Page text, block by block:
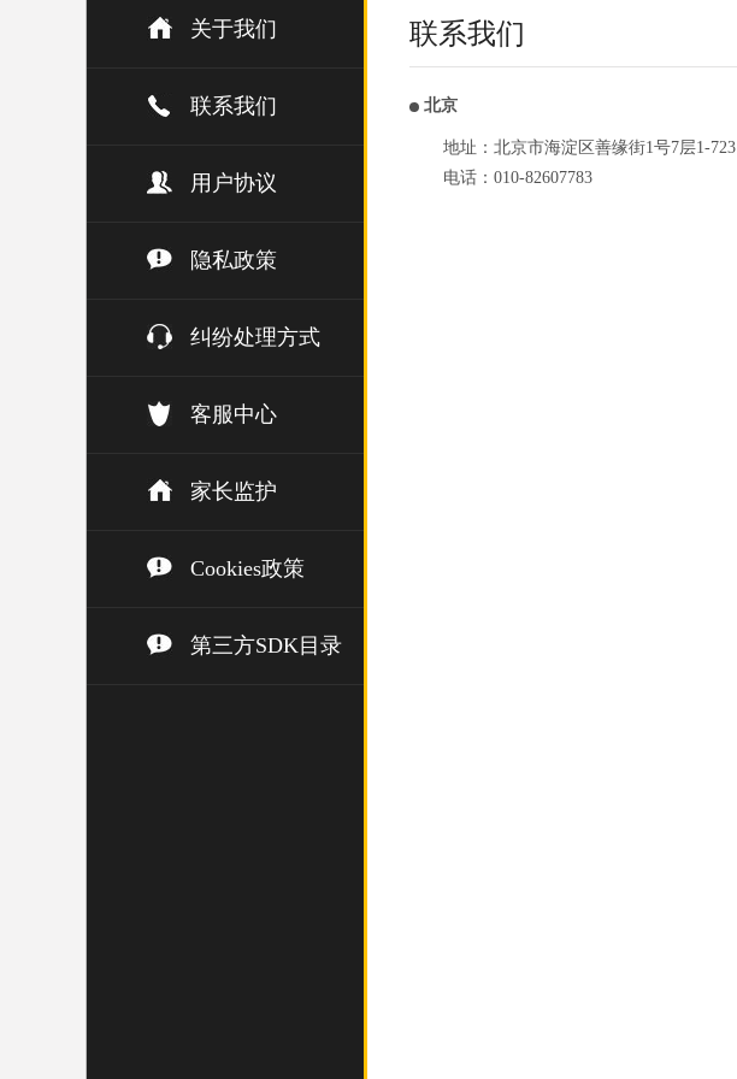
关于我们
联系我们
用户协议
隐私政策
纠纷处理方式
客服中心
家长监护
Cookies政策
第三方SDK目录
联系我们
北京
地址：北京市海淀区善缘街1号7层1-723
电话：010-82607783